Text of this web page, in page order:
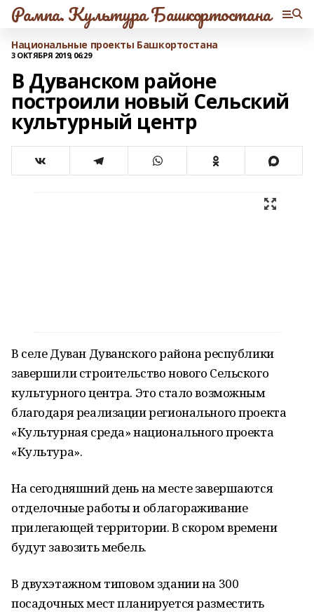
Рампа. Культура Башкортостана
Национальные проекты Башкортостана
3 ОКТЯБРЯ 2019, 06:29
В Дуванском районе
построили новый Сельский
культурный центр
В селе Дуван Дуванского района республики
завершили строительство нового Сельского
культурного центра. Это стало возможным
благодаря реализации регионального проекта
«Культурная среда» национального проекта
«Культура».
На сегодняшний день на месте завершаются
отделочные работы и облагораживание
прилегающей территории. В скором времени
будут завозить мебель.
В двухэтажном типовом здании на 300
посадочных мест планируется разместить